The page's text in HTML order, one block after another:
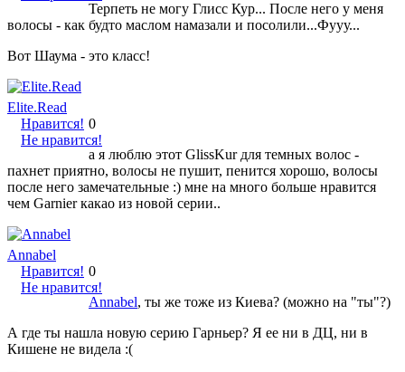
Терпеть не могу Глисс Кур... После него у меня
волосы - как будто маслом намазали и посолили...Фууу...
Вот Шаума - это класс!
Elite.Read
Нравится!
Не нравится!
0
а я люблю этот GlissKur для темных волос -
пахнет приятно, волосы не пушит, пенится хорошо, волосы
после него замечательные :) мне на много больше нравится
чем Garnier какао из новой серии..
Annabel
Нравится!
Не нравится!
0
Annabel, ты же тоже из Киева? (можно на "ты"?)
А где ты нашла новую серию Гарньер? Я ее ни в ДЦ, ни в
Кишене не видела :(